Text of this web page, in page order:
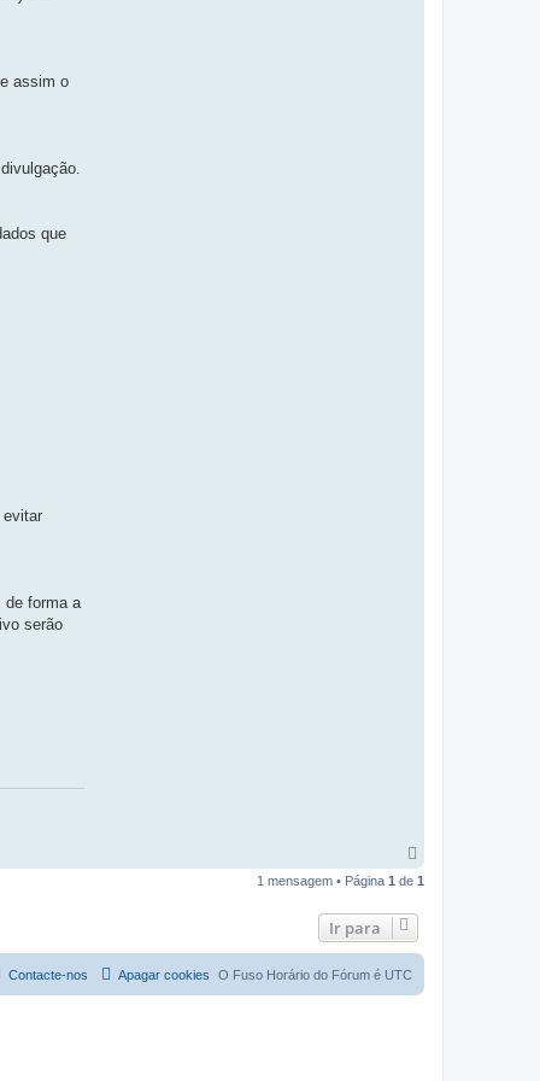
assim o
que
evitar
de forma a
serão
p
1 mensagem • Página 1 de 1
Ir para
O Fuso Horário do Fórum é UTC
Apagar cookies
Contacte-nos